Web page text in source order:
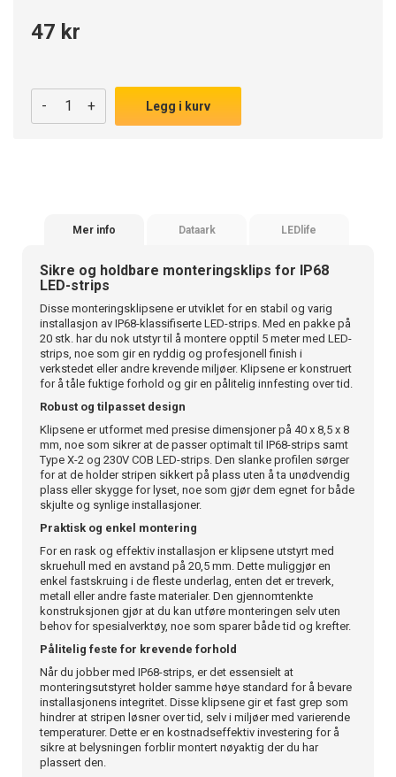
47 kr
- + Legg i kurv
Mer info Dataark LEDlife
Sikre og holdbare monteringsklips for IP68
LED-strips
Disse monteringsklipsene er utviklet for en stabil og varig
installasjon av IP68-klassifiserte LED-strips. Med en pakke på
20 stk. har du nok utstyr til å montere opptil 5 meter med LED-
strips, noe som gir en ryddig og profesjonell finish i
verkstedet eller andre krevende miljøer. Klipsene er konstruert
for å tåle fuktige forhold og gir en pålitelig innfesting over tid.
Robust og tilpasset design
Klipsene er utformet med presise dimensjoner på 40 x 8,5 x 8
mm, noe som sikrer at de passer optimalt til IP68-strips samt
Type X-2 og 230V COB LED-strips. Den slanke profilen sørger
for at de holder stripen sikkert på plass uten å ta unødvendig
plass eller skygge for lyset, noe som gjør dem egnet for både
skjulte og synlige installasjoner.
Praktisk og enkel montering
For en rask og effektiv installasjon er klipsene utstyrt med
skruehull med en avstand på 20,5 mm. Dette muliggjør en
enkel fastskruing i de fleste underlag, enten det er treverk,
metall eller andre faste materialer. Den gjennomtenkte
konstruksjonen gjør at du kan utføre monteringen selv uten
behov for spesialverktøy, noe som sparer både tid og krefter.
Pålitelig feste for krevende forhold
Når du jobber med IP68-strips, er det essensielt at
monteringsutstyret holder samme høye standard for å bevare
installasjonens integritet. Disse klipsene gir et fast grep som
hindrer at stripen løsner over tid, selv i miljøer med varierende
temperaturer. Dette er en kostnadseffektiv investering for å
sikre at belysningen forblir montert nøyaktig der du har
plassert den.